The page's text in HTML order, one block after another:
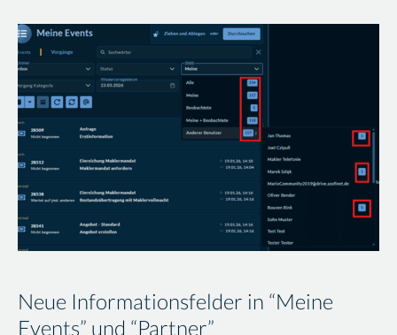
Neue Informationsfelder in “Meine
Events” und “Partner”